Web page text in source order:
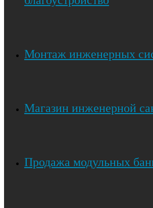
Монтаж инженерных
Магазин инженерной
Продажа модульных